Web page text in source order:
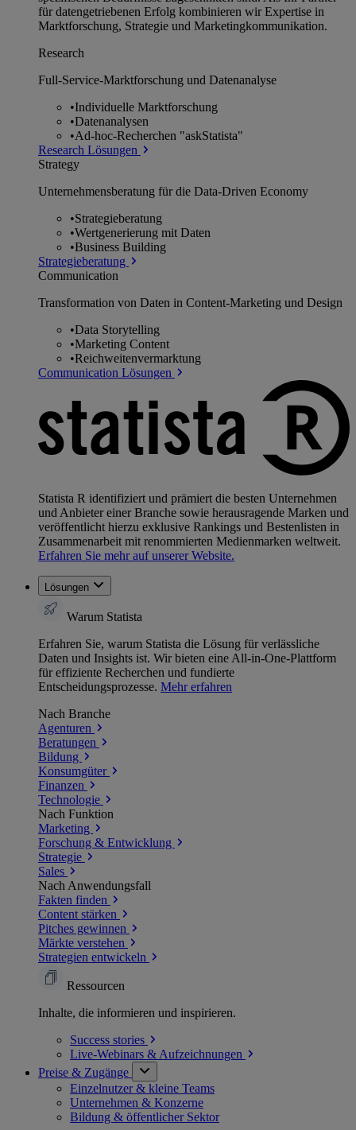
für datengetriebenen Erfolg kombinieren wir Expertise in
Marktforschung, Strategie und Marketingkommunikation.
Research
Full-Service-Marktforschung und Datenanalyse
•Individuelle Marktforschung
•Datenanalysen
•Ad-hoc-Recherchen "askStatista"
Research Lösungen
Strategy
Unternehmens­beratung für die Data-Driven Economy
•Strategieberatung
•Wertgenerierung mit Daten
•Business Building
Strategieberatung
Communication
Transformation von Daten in Content-Marketing und Design
•Data Storytelling
•Marketing Content
•Reichweitenvermarktung
Communication Lösungen
Statista R identifiziert und prämiert die besten Unternehmen
und Anbieter einer Branche sowie herausragende Marken und
veröffentlicht hierzu exklusive Rankings und Bestenlisten in
Zusammenarbeit mit renommierten Medienmarken weltweit.
Erfahren Sie mehr auf unserer Website.
Lösungen
Warum Statista
Erfahren Sie, warum Statista die Lösung für verlässliche
Daten und Insights ist. Wir bieten eine All-in-One-Plattform
für effiziente Recherchen und fundierte
Entscheidungsprozesse. Mehr erfahren
Nach Branche
Agenturen
Beratungen
Bildung
Konsumgüter
Finanzen
Technologie
Nach Funktion
Marketing
Forschung & Entwicklung
Strategie
Sales
Nach Anwendungsfall
Fakten finden
Content stärken
Pitches gewinnen
Märkte verstehen
Strategien entwickeln
Ressourcen
Inhalte, die informieren und inspirieren.
Success stories
Live-Webinars & Aufzeichnungen
Preise & Zugänge
Einzelnutzer & kleine Teams
Unternehmen & Konzerne
Bildung & öffentlicher Sektor